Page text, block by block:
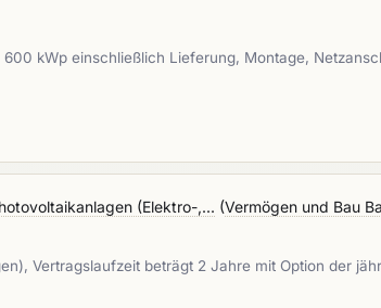
kWp einschließlich Lieferung, Montage,
(Elektro-,... (Vermögen und Bau
Vertragslaufzeit beträgt 2 Jahre mit Option der